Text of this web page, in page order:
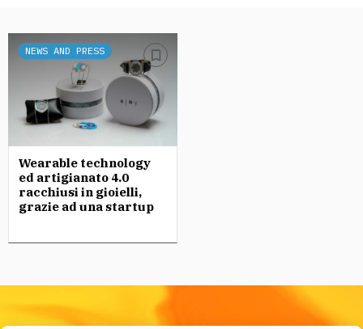
NEWS AND PRESS
Wearable technology
ed artigianato 4.0
racchiusi in gioielli,
grazie ad una startup